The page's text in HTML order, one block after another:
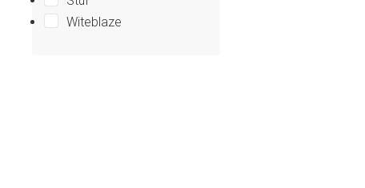
Witeblaze